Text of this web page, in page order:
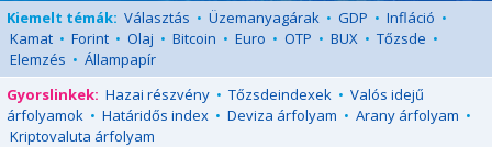
Kiemelt témák: Választás • Üzemanyagárak • GDP • Infláció •
Kamat • Forint • Olaj • Bitcoin • Euro • OTP • BUX • Tőzsde •
Elemzés • Állampapír
Gyorslinkek: Hazai részvény • Tőzsdeindexek • Valós idejű
árfolyamok • Határidős index • Deviza árfolyam • Arany árfolyam •
Kriptovaluta árfolyam